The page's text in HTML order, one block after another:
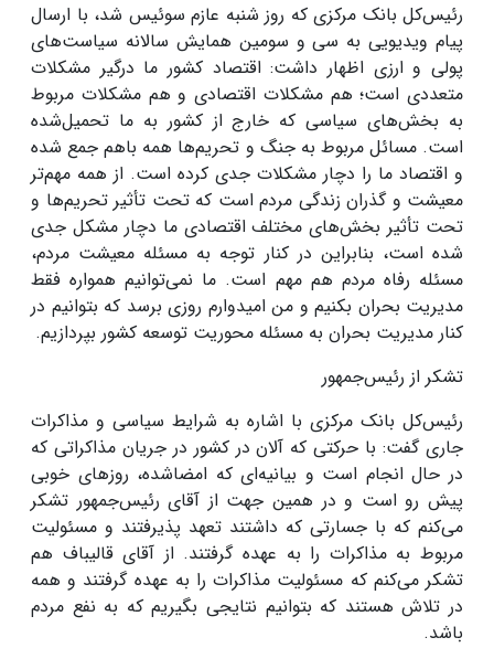
رئیس‌کل بانک مرکزی که روز شنبه عازم سوئیس شد، با ارسال
پیام ویدیویی به سی و سومین همایش سالانه سیاست‌های
پولی و ارزی اظهار داشت: اقتصاد کشور ما درگیر مشکلات
متعددی است؛ هم مشکلات اقتصادی و هم مشکلات مربوط
به بخش‌های سیاسی که خارج از کشور به ما تحمیل‌شده
است. مسائل مربوط به جنگ و تحریم‌ها همه باهم جمع شده
و اقتصاد ما را دچار مشکلات جدی کرده است. از همه مهم‌تر
معیشت و گذران زندگی مردم است که تحت تأثیر تحریم‌ها و
تحت تأثیر بخش‌های مختلف اقتصادی ما دچار مشکل جدی
شده است، بنابراین در کنار توجه به مسئله معیشت مردم،
مسئله رفاه مردم هم مهم است. ما نمی‌توانیم همواره فقط
مدیریت بحران بکنیم و من امیدوارم روزی برسد که بتوانیم در
کنار مدیریت بحران به مسئله محوریت توسعه کشور بپردازیم.
تشکر از رئیس‌جمهور
رئیس‌کل بانک مرکزی با اشاره به شرایط سیاسی و مذاکرات
جاری گفت: با حرکتی که آلان در کشور در جریان مذاکراتی که
در حال انجام است و بیانیه‌ای که امضاشده، روزهای خوبی
پیش رو است و در همین جهت از آقای رئیس‌جمهور تشکر
می‌کنم که با جسارتی که داشتند تعهد پذیرفتند و مسئولیت
مربوط به مذاکرات را به عهده گرفتند. از آقای قالیباف هم
تشکر می‌کنم که مسئولیت مذاکرات را به عهده گرفتند و همه
در تلاش هستند که بتوانیم نتایجی بگیریم که به نفع مردم
باشد.